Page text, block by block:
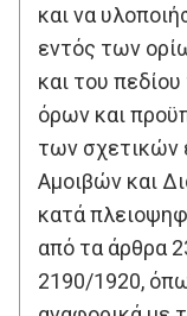
και να
εντός των
και του
όρων και
των σχετικών
Αμοιβών και
κατά
από τα άρθρα
2190/1920,